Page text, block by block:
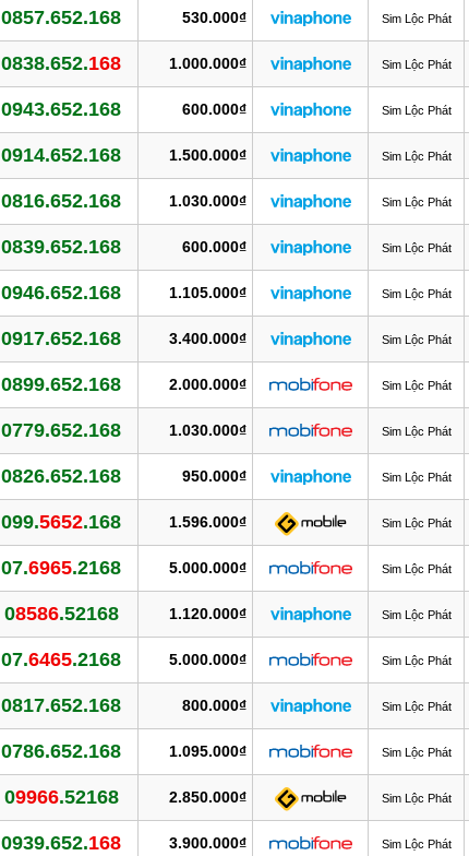
0857.652.168 530.000₫ Sim Lộc Phát
0838.652.168 1.000.000₫ Sim Lộc Phát
0943.652.168 600.000₫ Sim Lộc Phát
0914.652.168 1.500.000₫ Sim Lộc Phát
0816.652.168 1.030.000₫ Sim Lộc Phát
0839.652.168 600.000₫ Sim Lộc Phát
0946.652.168 1.105.000₫ Sim Lộc Phát
0917.652.168 3.400.000₫ Sim Lộc Phát
0899.652.168 2.000.000₫ Sim Lộc Phát
0779.652.168 1.030.000₫ Sim Lộc Phát
0826.652.168 950.000₫ Sim Lộc Phát
099.5652.168 1.596.000₫ Sim Lộc Phát
07.6965.2168 5.000.000₫ Sim Lộc Phát
08586.52168 1.120.000₫ Sim Lộc Phát
07.6465.2168 5.000.000₫ Sim Lộc Phát
0817.652.168 800.000₫ Sim Lộc Phát
0786.652.168 1.095.000₫ Sim Lộc Phát
09966.52168 2.850.000₫ Sim Lộc Phát
0939.652.168 3.900.000₫ Sim Lộc Phát